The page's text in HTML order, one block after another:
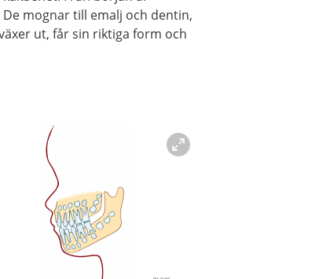
mognar till emalj och dentin,
ut, får sin riktiga form och